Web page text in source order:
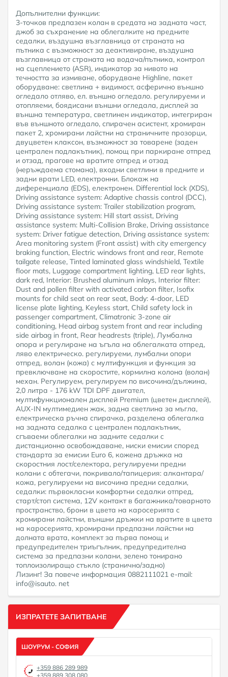
Допълнителни функции:
3-точков предпазен колан в средата на задната част,
джоб за съхранение на облегалките на предните
седалки, въздушна възглавница от страната на
пътника с възможност за деактивиране, въздушна
възглавница от страната на водача/пътника, контрол
на сцеплението (ASR), индикатор за нивото на
течността за измиване, оборудване Highline, пакет
оборудване: светлина + видимост, асферично външно
огледало отляво, ел. външно огледало. регулируеми и
отопляеми, боядисани външни огледала, дисплей за
външна температура, светлинен индикатор, интегриран
във външното огледало, спирачен асистент, хромиран
пакет 2, хромирани лайстни на страничните прозорци,
двуцветен клаксон, възможност за товарене (заден
централен подлакътник), помощ при паркиране отпред
и отзад, прагове на вратите отпред и отзад
(неръждаема стомана), входни светлини в предните и
задни врати LED, електронни. Блокаж на
диференциала (EDS), електронен. Differential lock (XDS),
Driving assistance system: Adaptive chassis control (DCC),
Driving assistance system: Trailer stabilization program,
Driving assistance system: Hill start assist, Driving
assistance system: Multi-Collision Brake, Driving assistance
system: Driver fatigue detection, Driving assistance system:
Area monitoring system (Front assist) with city emergency
braking function, Electric windows front and rear, Remote
tailgate release, Tinted laminated glass windshield, Textile
floor mats, Luggage compartment lighting, LED rear lights,
dark red, Interior: Brushed aluminum inlays, Interior filter:
Dust and pollen filter with activated carbon filter, Isofix
mounts for child seat on rear seat, Body: 4-door, LED
license plate lighting, Keyless start, Child safety lock in
passenger compartment, Climatronic 3-zone air
conditioning, Head airbag system front and rear including
side airbag in front, Rear headrests (triple), Лумбална
опора и регулиране на ъгъла на облегалката отпред,
ляво електрическо. регулируеми, лумбални опори
отпред, волан (кожа) с мултифункция и функция за
превключване на скоростите, кормилна колона (волан)
механ. Регулируем, регулируем по височина/дължина,
2,0 литра - 176 kW TDI DPF двигател,
мултифункционален дисплей Premium (цветен дисплей),
AUX-IN мултимедиен жак, задна светлина за мъгла,
електрическа ръчна спирачка, разделена облегалка
на задната седалка с централен подлакътник,
сгъваеми облегалки на задните седалки с
дистанционно освобождаване, ниски емисии според
стандарта за емисии Euro 6, кожена дръжка на
скоростния лост/селектора, регулируеми предни
колани с обтегачи, покривало/тапицерия: алкантара/
кожа, регулируеми на височина предни седалки,
седалки: първокласни комфортни седалки отпред,
старт/стоп система, 12V контакт в багажника/товарното
пространство, брони в цвета на каросерията с
хромирани лайстни, външни дръжки на вратите в цвета
на каросерията, хромирани предпазни лайстни на
долната врата, комплект за първа помощ и
предупредителен триъгълник, предупредителна
система за предпазни колани, зелено тонирано
топлоизолиращо стъкло (странично/задно)
Лизинг! За повече информация 0882111021 e-mail:
info@isauto. net
ИЗПРАТЕТЕ ЗАПИТВАНЕ
ШОУРУМ - СОФИЯ
+359 886 289 989
+359 889 308 080